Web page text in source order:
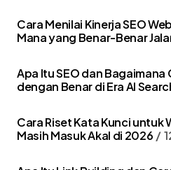
Cara Menilai Kinerja SEO
Mana yang Benar-Benar
Apa Itu SEO dan
dengan Benar di Era AI
Cara Riset Kata Kunci untuk
Masih Masuk Akal di 2026